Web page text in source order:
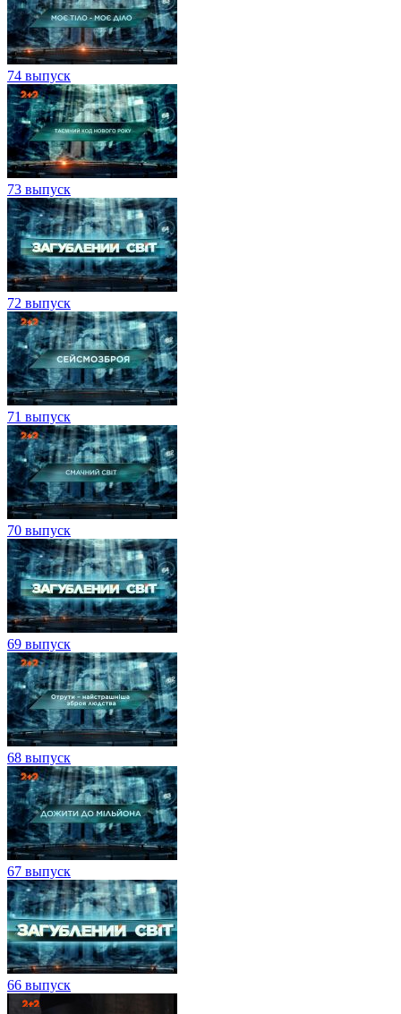
74 выпуск
73 выпуск
72 выпуск
71 выпуск
70 выпуск
69 выпуск
68 выпуск
67 выпуск
66 выпуск